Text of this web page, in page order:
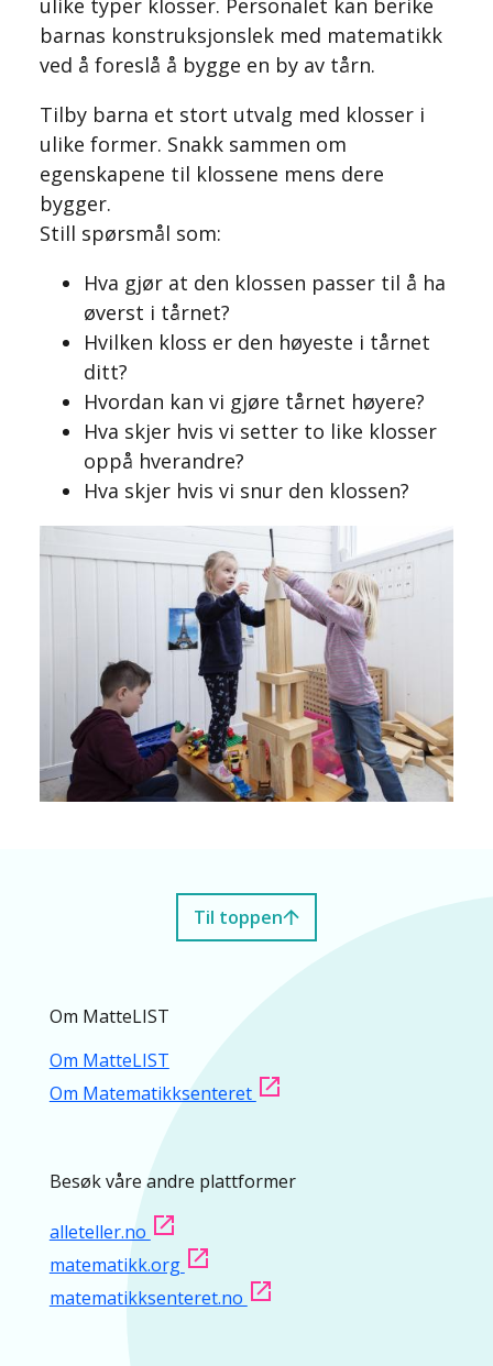
ulike typer klosser. Personalet kan berike
barnas konstruksjonslek med matematikk
ved å foreslå å bygge en by av tårn.
Tilby barna et stort utvalg med klosser i
ulike former. Snakk sammen om
egenskapene til klossene mens dere
bygger.
Still spørsmål som:
Hva gjør at den klossen passer til å ha
øverst i tårnet?
Hvilken kloss er den høyeste i tårnet
ditt?
Hvordan kan vi gjøre tårnet høyere?
Hva skjer hvis vi setter to like klosser
oppå hverandre?
Hva skjer hvis vi snur den klossen?
Til toppen
Om MatteLIST
Om MatteLIST
Om Matematikksenteret
Besøk våre andre plattformer
alleteller.no
matematikk.org
matematikksenteret.no